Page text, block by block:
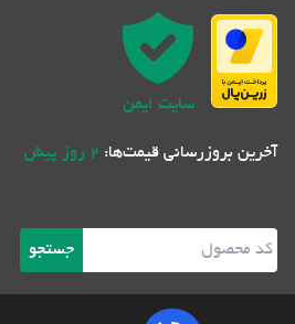
سایت ایمن
آخرین بروزرسانی قیمت‌ها: 2 روز پیش
جستجو